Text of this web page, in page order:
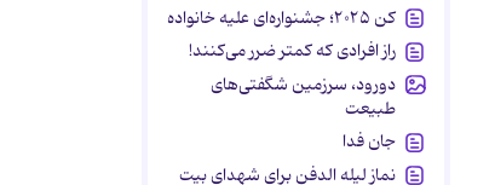
کن ۲۰۲۵؛ جشنواره‌ای علیه خانواده
راز افرادی که کمتر ضرر می‌کنند!
دورود، سرزمین شگفتی‌های
طبیعت
جان فدا
نماز لیله الدفن برای شهدای بیت